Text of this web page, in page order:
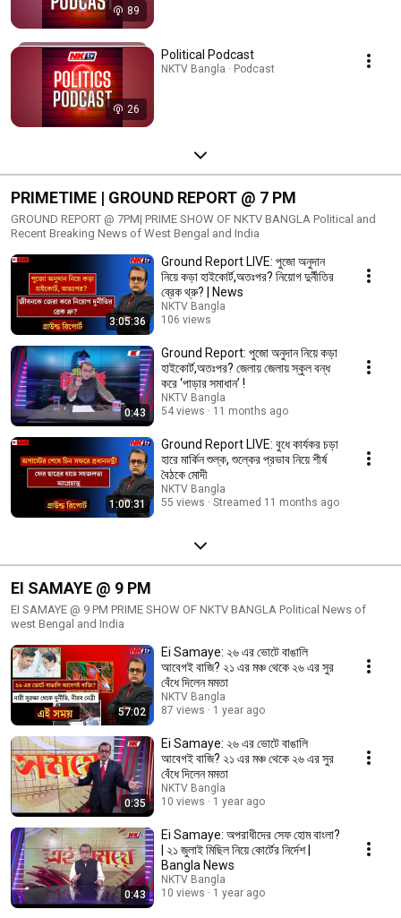
89
26
Political Podcast
NKTV Bangla · Podcast
PRIMETIME | GROUND REPORT @ 7 PM
GROUND REPORT @ 7PM| PRIME SHOW OF NKTV BANGLA Political and
Recent Breaking News of West Bengal and India
3:05:36
Ground Report LIVE: পুজো অনুদান
নিয়ে কড়া হাইকোর্ট,অতঃপর? নিয়োগ দুর্নীতির
ব্রেক থ্রু? | News
NKTV Bangla
106 views
0:43
Ground Report: পুজো অনুদান নিয়ে কড়া
হাইকোর্ট,অতঃপর? জেলায় জেলায় স্কুল বন্ধ
করে ‘পাড়ার সমাধান’ !
NKTV Bangla
54 views
11 months ago
1:00:31
Ground Report LIVE: বুধে কার্যকর চড়া
হারে মার্কিন শুল্ক, শুল্কের প্রভাব নিয়ে শীর্ষ
বৈঠকে মোদী
NKTV Bangla
55 views
Streamed 11 months ago
EI SAMAYE @ 9 PM
EI SAMAYE @ 9 PM PRIME SHOW OF NKTV BANGLA Political News of
west Bengal and India
57:02
Ei Samaye: ২৬ এর ভোটে বাঙালি
আবেগই বাজি? ২১ এর মঞ্চ থেকে ২৬ এর সুর
বেঁধে দিলেন মমতা
NKTV Bangla
87 views
1 year ago
0:35
Ei Samaye: ২৬ এর ভোটে বাঙালি
আবেগই বাজি? ২১ এর মঞ্চ থেকে ২৬ এর সুর
বেঁধে দিলেন মমতা
NKTV Bangla
10 views
1 year ago
0:43
Ei Samaye: অপরাধীদের সেফ হোম বাংলা?
| ২১ জুলাই মিছিল নিয়ে কোর্টের নির্দেশ |
Bangla News
NKTV Bangla
10 views
1 year ago